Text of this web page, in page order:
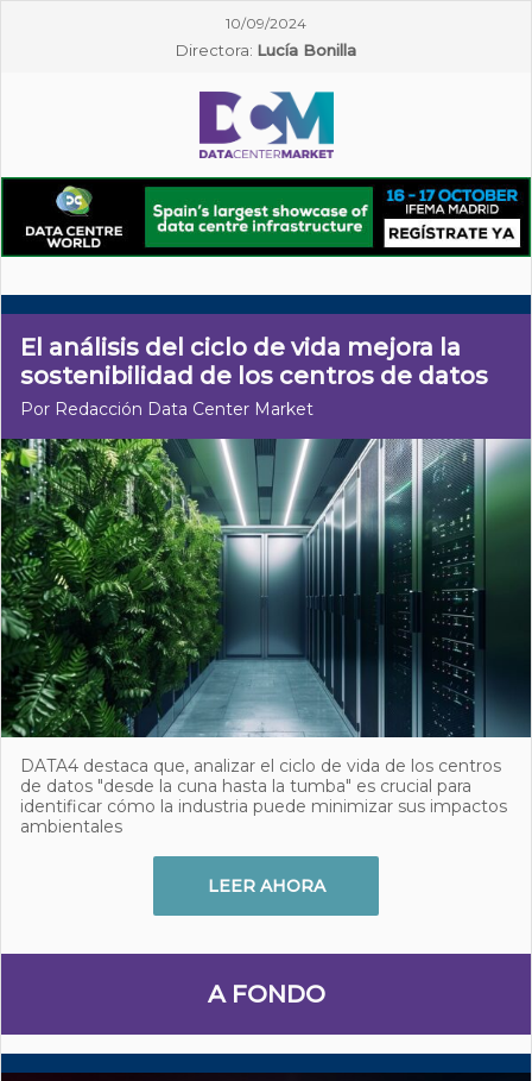
10/09/2024
Directora: Lucía Bonilla
El análisis del ciclo de vida mejora la
sostenibilidad de los centros de datos
Por Redacción Data Center Market
DATA4 destaca que, analizar el ciclo de vida de los centros
de datos "desde la cuna hasta la tumba" es crucial para
identificar cómo la industria puede minimizar sus impactos
ambientales
LEER AHORA
A FONDO